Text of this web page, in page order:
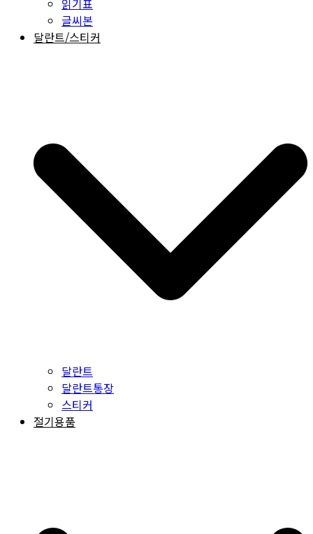
읽기표
글씨본
달란트/스티커
달란트
달란트통장
스티커
절기용품